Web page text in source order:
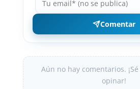
Comentar
Aún no hay comentarios.
opinar!